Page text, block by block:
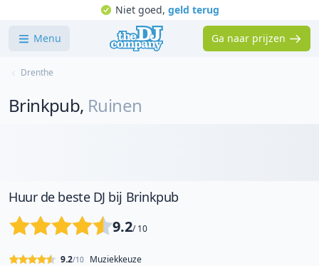
Niet goed, geld terug
Menu Ga naar prijzen
Drenthe
Brinkpub, Ruinen
Huur de beste DJ bij Brinkpub
9.2/ 10
Muziekkeuze
9.2/10